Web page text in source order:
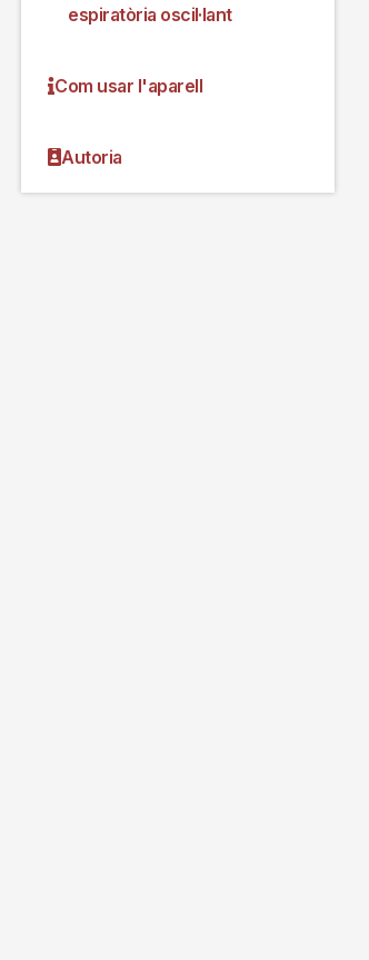
espiratòria oscil·lant
Com usar l'aparell
Autoria